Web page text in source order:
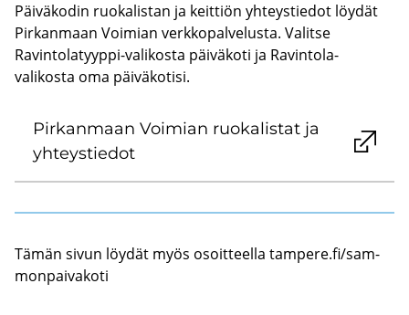
Päiväkodin ruokalistan ja keittiön yhteystiedot löydät
Pirkanmaan Voimian verkkopalvelusta. Valitse
Ravintolatyyppi-valikosta päiväkoti ja Ravintola-
valikosta oma päiväkotisi.
Pir­kan­maan Voi­mian ruo­ka­lis­tat ja
yh­teys­tie­dot
Tämän sivun löy­dät myös osoit­teel­la tam­pe­re.fi/sam­
mon­pai­va­ko­ti